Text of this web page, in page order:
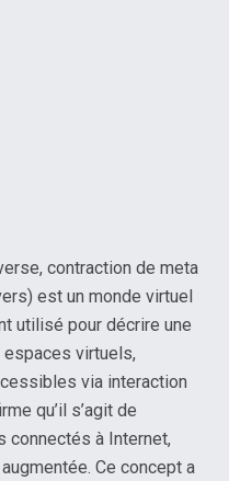
contraction de meta
est un monde virtuel
utilisé pour décrire une
espaces virtuels,
via interaction
qu’il s’agit de
connectés à Internet,
Ce concept a